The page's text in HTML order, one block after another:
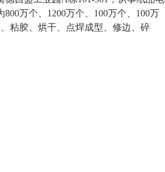
800万个、 1200万个、 100万个、 100万
粘胶、烘干、点焊成型、修边、碎